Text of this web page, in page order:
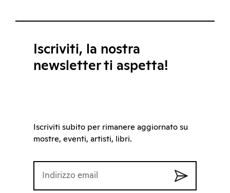
Iscriviti, la nostra
newsletter ti aspetta!
Iscriviti subito per rimanere aggiornato su
mostre, eventi, artisti, libri.